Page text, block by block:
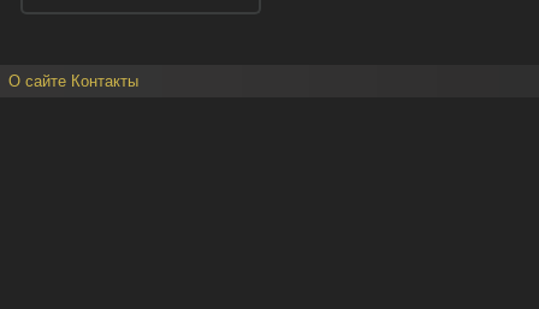
О сайте Контакты